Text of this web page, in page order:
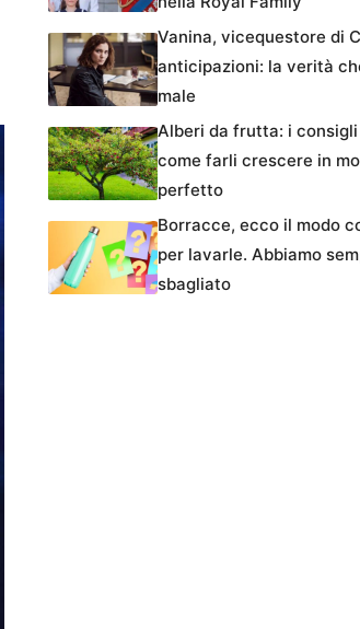
Vanina, vicequestore di
anticipazioni: la verità
male
Alberi da frutta: i consigli
come farli crescere in
perfetto
Borracce, ecco il modo
per lavarle. Abbiamo
sbagliato